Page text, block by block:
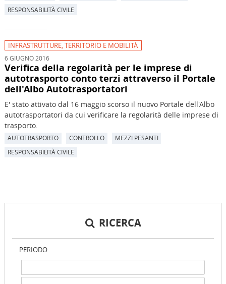
RESPONSABILITÀ CIVILE
INFRASTRUTTURE, TERRITORIO E MOBILITÀ
6 GIUGNO 2016
Verifica della regolarità per le imprese di
autotrasporto conto terzi attraverso il Portale
dell'Albo Autotrasportatori
E' stato attivato dal 16 maggio scorso il nuovo Portale dell'Albo
autotrasportatori da cui verificare la regolarità delle imprese di
trasporto.
AUTOTRASPORTO CONTROLLO
MEZZI PESANTI
RESPONSABILITÀ CIVILE
RICERCA
PERIODO